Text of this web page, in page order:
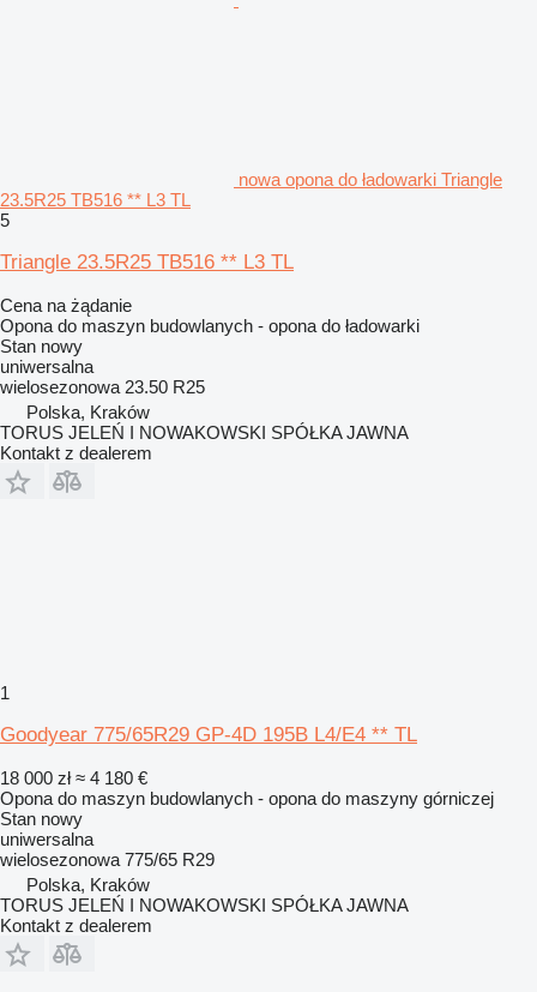
nowa opona do ładowarki Triangle
23.5R25 TB516 ** L3 TL
5
Triangle 23.5R25 TB516 ** L3 TL
Cena na żądanie
Opona do maszyn budowlanych - opona do ładowarki
Stan nowy
uniwersalna
wielosezonowa 23.50 R25
Polska, Kraków
TORUS JELEŃ I NOWAKOWSKI SPÓŁKA JAWNA
Kontakt z dealerem
1
Goodyear 775/65R29 GP-4D 195B L4/E4 ** TL
18 000 zł ≈ 4 180 €
Opona do maszyn budowlanych - opona do maszyny górniczej
Stan nowy
uniwersalna
wielosezonowa 775/65 R29
Polska, Kraków
TORUS JELEŃ I NOWAKOWSKI SPÓŁKA JAWNA
Kontakt z dealerem